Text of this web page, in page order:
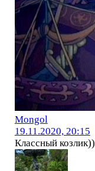
Mоngol
19.11.2020, 20:15
Классный